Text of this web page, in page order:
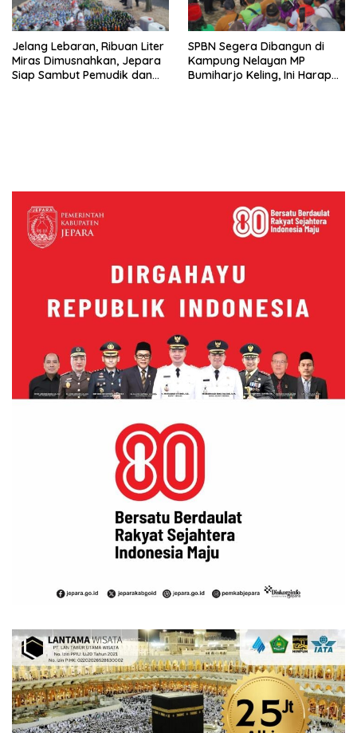
Jelang Lebaran, Ribuan Liter
Miras Dimusnahkan, Jepara
Siap Sambut Pemudik dan
SPBN Segera Dibangun di
Kampung Nelayan MP
Bumiharjo Keling, Ini Harapan